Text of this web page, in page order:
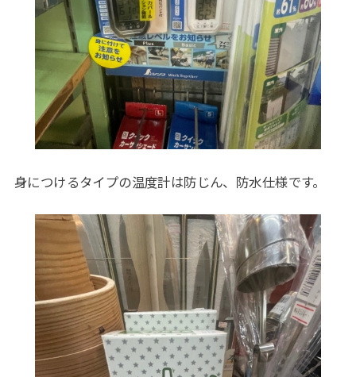
身につけるタイプの温度計は防じん、防水仕様です。